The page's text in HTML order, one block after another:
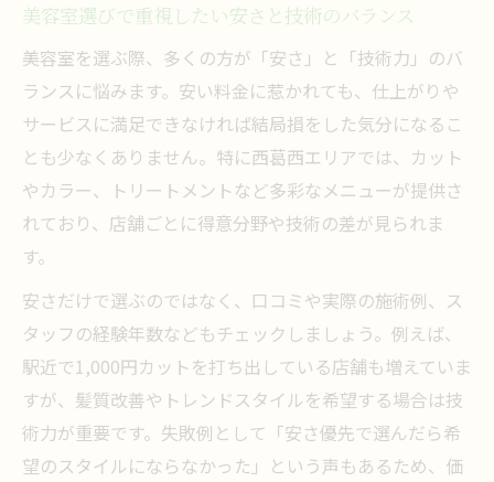
美容室のカット料金とサービス内容の比較
術
カットもカラーも叶うリーズナブルな美容室活
用法
美容室でカットとカラーをお得に楽しむ方
法
安い美容室でも満足できるカラー施術の選
セットメニュー活用で美容室費用を賢く節
約
美容室の学割やクーポンでさらにお得に利
用
髪質やスタイルに合う美容室選びのコツ
美容室選びで重視したい安さと技術のバランス
美容室を選ぶ際、多くの方が「安さ」と「技術力」のバ
ランスに悩みます。安い料金に惹かれても、仕上がりや
サービスに満足できなければ結局損をした気分になるこ
とも少なくありません。特に西葛西エリアでは、カット
やカラー、トリートメントなど多彩なメニューが提供さ
れており、店舗ごとに得意分野や技術の差が見られま
す。
安さだけで選ぶのではなく、口コミや実際の施術例、ス
タッフの経験年数などもチェックしましょう。例えば、
駅近で1,000円カットを打ち出している店舗も増えていま
すが、髪質改善やトレンドスタイルを希望する場合は技
術力が重要です。失敗例として「安さ優先で選んだら希
望のスタイルにならなかった」という声もあるため、価